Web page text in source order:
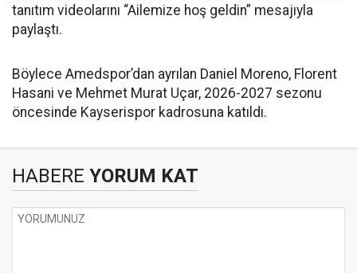
tanıtım videolarını “Ailemize hoş geldin” mesajıyla
paylaştı.
Böylece Amedspor’dan ayrılan Daniel Moreno, Florent
Hasani ve Mehmet Murat Uçar, 2026-2027 sezonu
öncesinde Kayserispor kadrosuna katıldı.
HABERE YORUM KAT